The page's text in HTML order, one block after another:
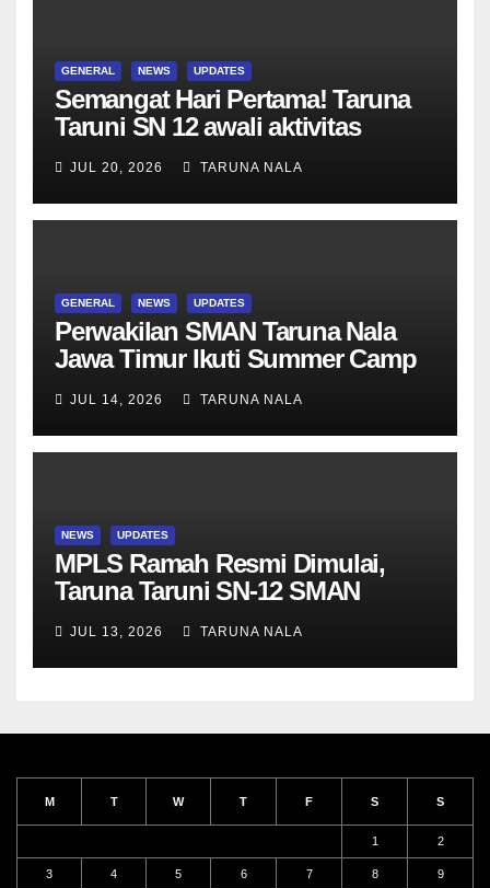
GENERAL NEWS UPDATES
Semangat Hari Pertama! Taruna
Taruni SN 12 awali aktivitas
Asesmen Diagnostik
JUL 20, 2026 TARUNA NALA
GENERAL NEWS UPDATES
Perwakilan SMAN Taruna Nala
Jawa Timur Ikuti Summer Camp
JUL 14, 2026 TARUNA NALA
NEWS UPDATES
MPLS Ramah Resmi Dimulai,
Taruna Taruni SN-12 SMAN
Menjalani Tahun Ajaran Baru
JUL 13, 2026 TARUNA NALA
M T W T F S S
1 2
3 4 5 6 7 8 9